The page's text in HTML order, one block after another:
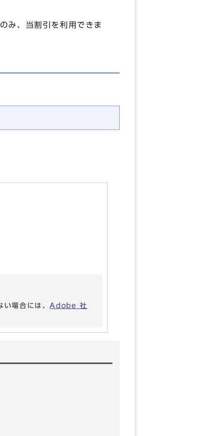
、当割引を利用できま
い場合には、Adobe 社